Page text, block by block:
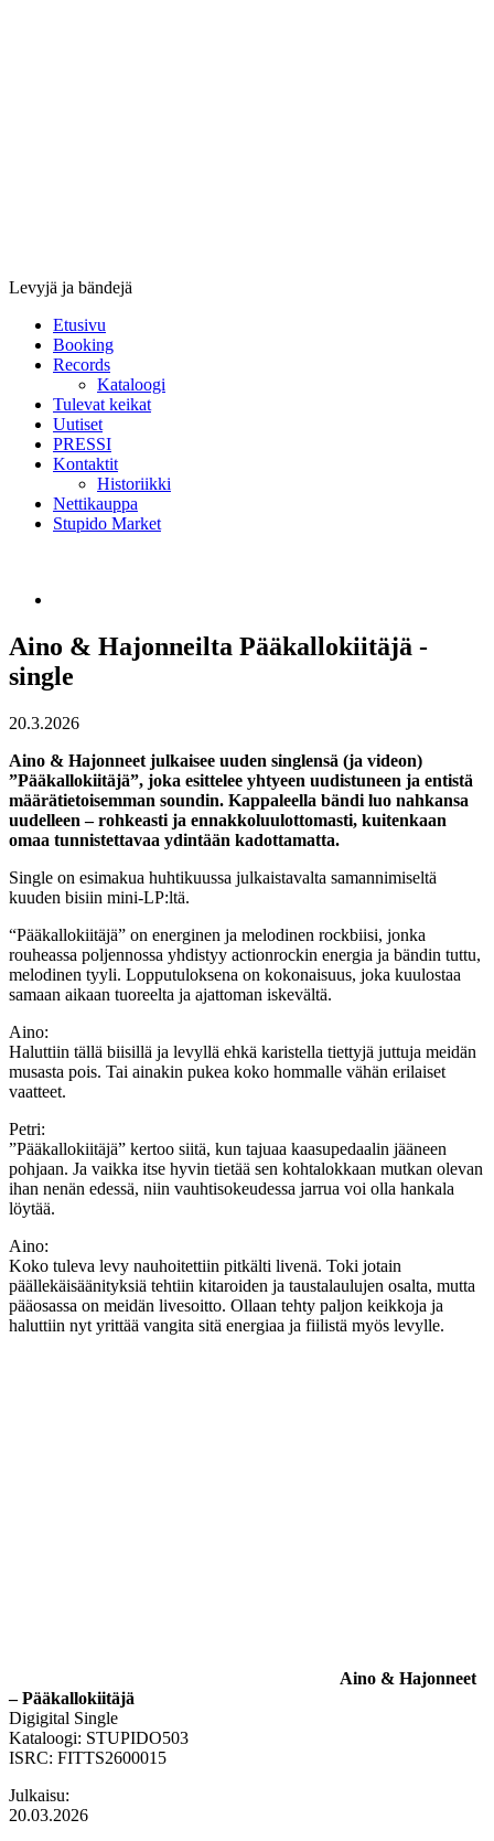
Levyjä ja bändejä
Etusivu
Booking
Records
Kataloogi
Tulevat keikat
Uutiset
PRESSI
Kontaktit
Historiikki
Nettikauppa
Stupido Market
Aino & Hajonneilta Pääkallokiitäjä -
single
20.3.2026
Aino & Hajonneet julkaisee uuden singlensä (ja videon)
”Pääkallokiitäjä”, joka esittelee yhtyeen uudistuneen ja entistä
määrätietoisemman soundin. Kappaleella bändi luo nahkansa
uudelleen – rohkeasti ja ennakkoluulottomasti, kuitenkaan
omaa tunnistettavaa ydintään kadottamatta.
Single on esimakua huhtikuussa julkaistavalta samannimiseltä
kuuden bisiin mini-LP:ltä.
“Pääkallokiitäjä” on energinen ja melodinen rockbiisi, jonka
rouheassa poljennossa yhdistyy actionrockin energia ja bändin tuttu,
melodinen tyyli. Lopputuloksena on kokonaisuus, joka kuulostaa
samaan aikaan tuoreelta ja ajattoman iskevältä.
Aino:
Haluttiin tällä biisillä ja levyllä ehkä karistella tiettyjä juttuja meidän
musasta pois. Tai ainakin pukea koko hommalle vähän erilaiset
vaatteet.
Petri:
”Pääkallokiitäjä” kertoo siitä, kun tajuaa kaasupedaalin jääneen
pohjaan. Ja vaikka itse hyvin tietää sen kohtalokkaan mutkan olevan
ihan nenän edessä, niin vauhtisokeudessa jarrua voi olla hankala
löytää.
Aino:
Koko tuleva levy nauhoitettiin pitkälti livenä. Toki jotain
päällekäisäänityksiä tehtiin kitaroiden ja taustalaulujen osalta, mutta
pääosassa on meidän livesoitto. Ollaan tehty paljon keikkoja ja
haluttiin nyt yrittää vangita sitä energiaa ja fiilistä myös levylle.
Aino & Hajonneet
– Pääkallokiitäjä
Digigital Single
Kataloogi: STUPIDO503
ISRC: FITTS2600015
Julkaisu:
20.03.2026